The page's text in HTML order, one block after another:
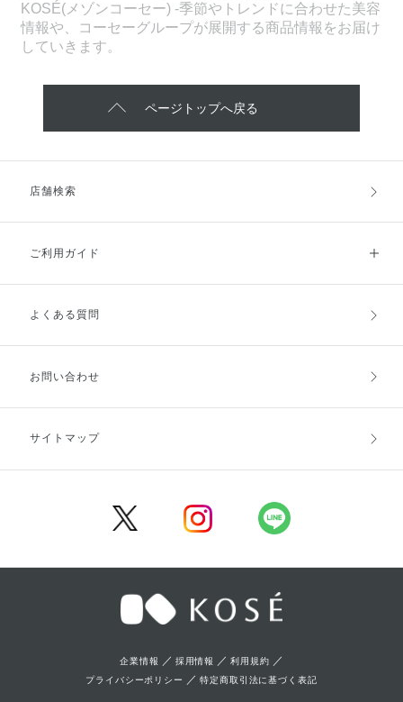
KOSÉ(メゾンコーセー) -季節やトレンドに合わせた美容
情報や、コーセーグループが展開する商品情報をお届け
していきます。
ページトップへ戻る
店舗検索
ご利用ガイド
ご利用ガイドトップ
お支払方法
キャンセル・返品・交換
よくある質問
お問い合わせ
サイトマップ
企業情報 ／ 採用情報 ／利用規約 ／
プライバシーポリシー ／特定商取引法に基づく表記